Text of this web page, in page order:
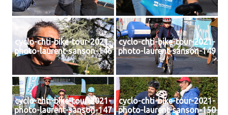
cyclo-chti-bike-tour-2021-
photo-laurent-sanson-146
cyclo-chti-bike-tour-2021-
photo-laurent-sanson-149
cyclo-chti-bike-tour-2021-
photo-laurent-sanson-147
cyclo-chti-bike-tour-2021-
photo-laurent-sanson-150